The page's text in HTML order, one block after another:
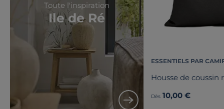
Toute l'inspiration
Ile de Ré
ESSENTIELS PAR
Housse de coussin
Dès 10,00 €